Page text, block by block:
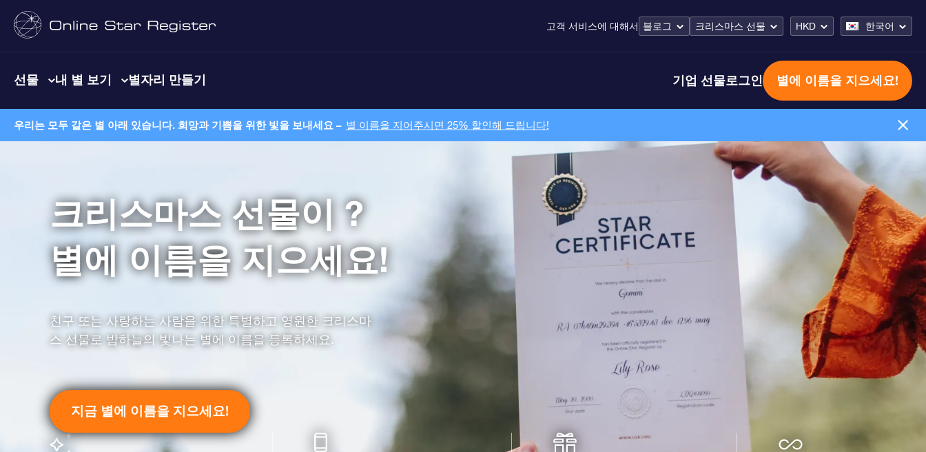
고객 서비스에 대해서 블로그 크리스마스 선물 HKD 한국어
선물 내 별 보기 별자리 만들기 기업 선물로그인 별에 이름을 지으세요!
우리는 모두 같은 별 아래 있습니다. 희망과 기쁨을 위한 빛을 보내세요 – 별 이름을 지어주시면 25% 할인해 드립니다!
크리스마스 선물이 ?
별에 이름을 지으세요!
친구 또는 사랑하는 사람을 위한 특별하고 영원한 크리스마
스 선물로 밤하늘의 빛나는 별에 이름을 등록하세요.
지금 별에 이름을 지으세요!